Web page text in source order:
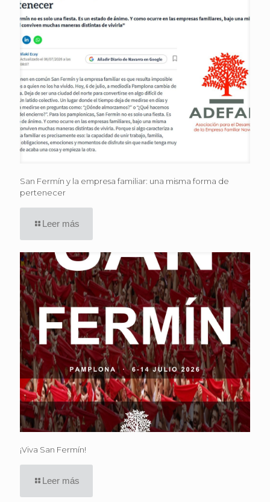
San Fermín y la empresa familiar: una misma forma de
pertenecer
Leer más
¡Viva San Fermín!
Leer más